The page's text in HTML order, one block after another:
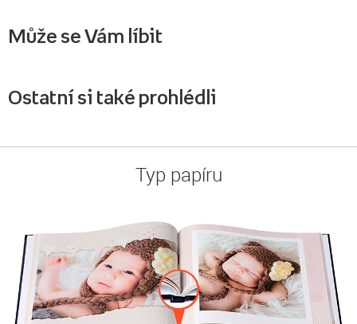
Může se Vám líbit
Ostatní si také prohlédli
Typ papíru